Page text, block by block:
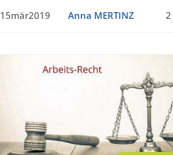
15mär2019 Anna MERTINZ